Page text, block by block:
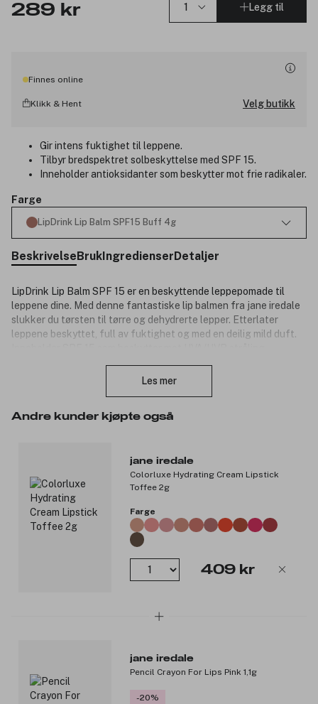
289 kr Legg til
Finnes online
Klikk & Hent Velg butikk
Gir intens fuktighet til leppene.
Tilbyr bredspektret solbeskyttelse med SPF 15.
Inneholder antioksidanter som beskytter mot frie radikaler.
Farge
LipDrink Lip Balm SPF15 Buff 4g
BeskrivelseBrukIngredienserDetaljer
LipDrink Lip Balm SPF 15 er en beskyttende leppepomade til
leppene dine. Med denne fantastiske lip balmen fra jane iredale
slukker du tørsten til tørre og dehydrerte lepper. Etterlater
leppene beskyttet, full av fuktighet og med en deilig mild duft.
Les mer
Andre kunder kjøpte også
jane iredale
Colorluxe Hydrating Cream Lipstick
Toffee 2g
Farge
409 kr
jane iredale
Pencil Crayon For Lips Pink 1,1g
-20%